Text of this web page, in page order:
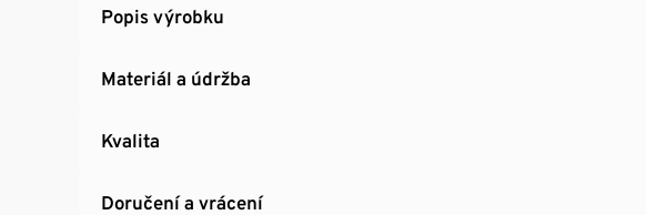
Unisex
Popis výrobku
Materiál a údržba
Kvalita
Doručení a vrácení